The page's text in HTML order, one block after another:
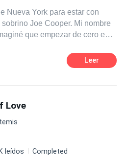
Nueva York para estar con
Joe Cooper. Mi nombre
que empezar de cero en
parece un reto dificil de
este país tampoco me ayuda,
me metió por dentro, cada
insignificantes. Él
Segunda parte del libro
Leer
Love
leídos Completed